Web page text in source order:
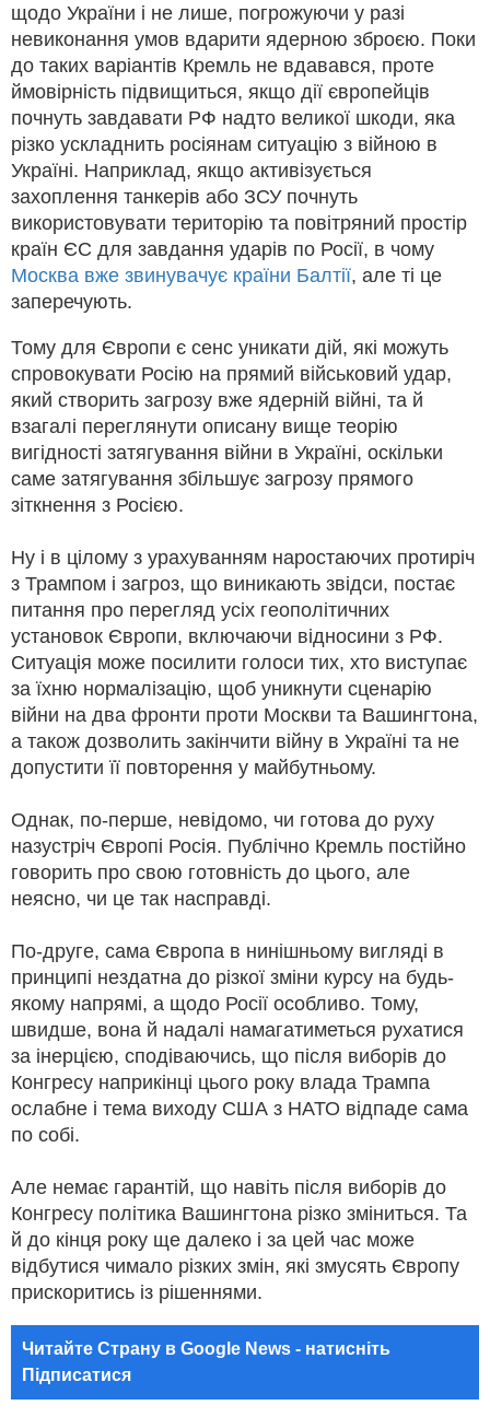
щодо України і не лише, погрожуючи у разі
невиконання умов вдарити ядерною зброєю. Поки
до таких варіантів Кремль не вдавався, проте
ймовірність підвищиться, якщо дії європейців
почнуть завдавати РФ надто великої шкоди, яка
різко ускладнить росіянам ситуацію з війною в
Україні. Наприклад, якщо активізується
захоплення танкерів або ЗСУ почнуть
використовувати територію та повітряний простір
країн ЄС для завдання ударів по Росії, в чому
Москва вже звинувачує країни Балтії, але ті це
заперечують.
Тому для Європи є сенс уникати дій, які можуть
спровокувати Росію на прямий військовий удар,
який створить загрозу вже ядерній війні, та й
взагалі переглянути описану вище теорію
вигідності затягування війни в Україні, оскільки
саме затягування збільшує загрозу прямого
зіткнення з Росією.
Ну і в цілому з урахуванням наростаючих протиріч
з Трампом і загроз, що виникають звідси, постає
питання про перегляд усіх геополітичних
установок Європи, включаючи відносини з РФ.
Ситуація може посилити голоси тих, хто виступає
за їхню нормалізацію, щоб уникнути сценарію
війни на два фронти проти Москви та Вашингтона,
а також дозволить закінчити війну в Україні та не
допустити її повторення у майбутньому.
Однак, по-перше, невідомо, чи готова до руху
назустріч Європі Росія. Публічно Кремль постійно
говорить про свою готовність до цього, але
неясно, чи це так насправді.
По-друге, сама Європа в нинішньому вигляді в
принципі нездатна до різкої зміни курсу на будь-
якому напрямі, а щодо Росії особливо. Тому,
швидше, вона й надалі намагатиметься рухатися
за інерцією, сподіваючись, що після виборів до
Конгресу наприкінці цього року влада Трампа
ослабне і тема виходу США з НАТО відпаде сама
по собі.
Але немає гарантій, що навіть після виборів до
Конгресу політика Вашингтона різко зміниться. Та
й до кінця року ще далеко і за цей час може
відбутися чимало різких змін, які змусять Європу
прискоритись із рішеннями.
Читайте Страну в Google News - натисніть
Підписатися